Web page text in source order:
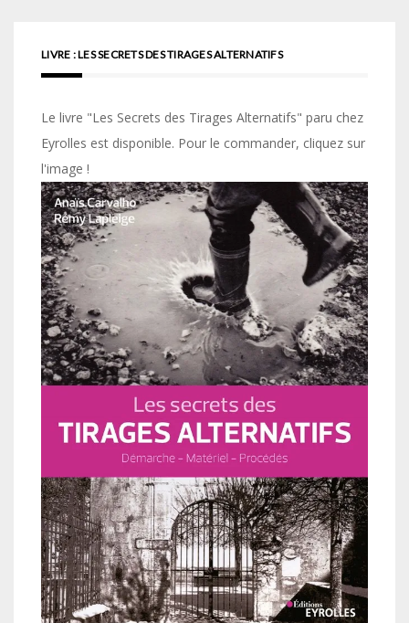
LIVRE : LES SECRETS DES TIRAGES ALTERNATIFS
Le livre "Les Secrets des Tirages Alternatifs" paru chez
Eyrolles est disponible. Pour le commander, cliquez sur
l'image !